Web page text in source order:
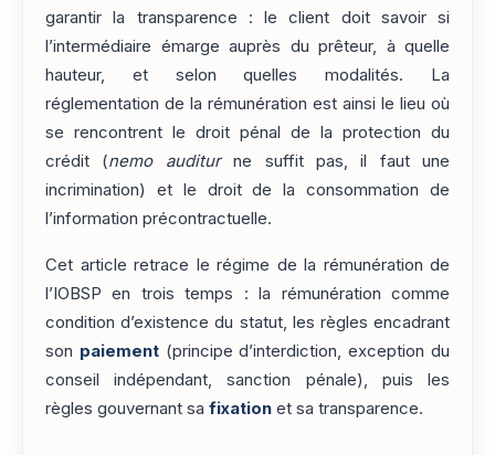
garantir la transparence : le client doit savoir si
l’intermédiaire émarge auprès du prêteur, à quelle
hauteur, et selon quelles modalités. La
réglementation de la rémunération est ainsi le lieu où
se rencontrent le droit pénal de la protection du
crédit (nemo auditurne suffit pas, il faut une
incrimination) et le droit de la consommation de
l’information précontractuelle.
Cet article retrace le régime de la rémunération de
l’IOBSP en trois temps : la rémunération comme
condition d’existence du statut, les règles encadrant
son paiement(principe d’interdiction, exception du
conseil indépendant, sanction pénale), puis les
règles gouvernant sa fixation et sa transparence.